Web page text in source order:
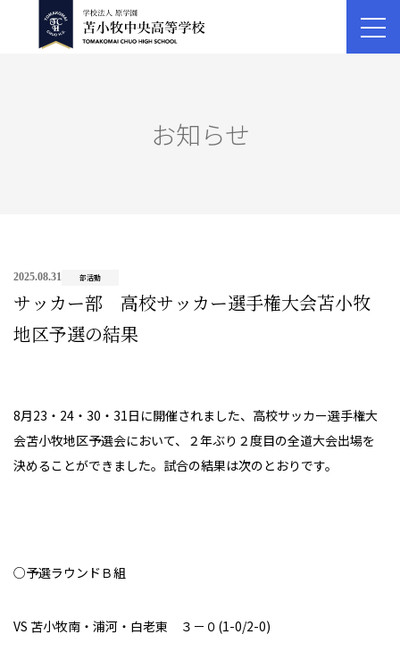
お知らせ
2025.08.31 部活動
サッカー部 高校サッカー選手権大会苫小牧
地区予選の結果
8月23・24・30・31日に開催されました、高校サッカー選手権大
会苫小牧地区予選会において、２年ぶり２度目の全道大会出場を
決めることができました。試合の結果は次のとおりです。
○予選ラウンドＢ組
VS 苫小牧南・浦河・白老東 ３－０(1-0/2-0)